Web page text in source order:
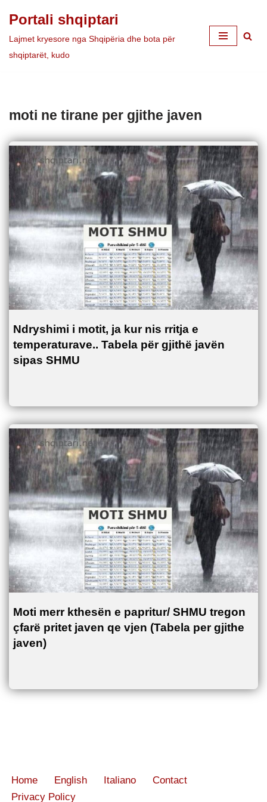
Skip
to
Portali shqiptari
Lajmet kryesore nga Shqipëria dhe bota për
shqiptarët, kudo
moti ne tirane per gjithe javen
Ndryshimi i motit, ja kur nis rritja e
temperaturave.. Tabela për gjithë javën
sipas SHMU
Moti merr kthesën e papritur/ SHMU tregon
çfarë pritet javen qe vjen (Tabela per gjithe
javen)
Home English Italiano
Contact
Privacy Policy